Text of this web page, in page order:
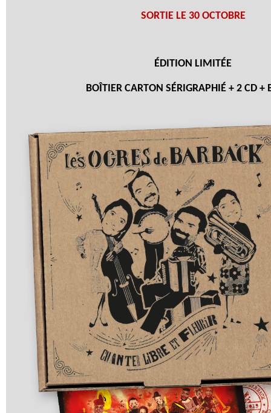
SORTIE LE 30 OCTOBRE
ÉDITION LIMITÉE
BOÎTIER CARTON SÉRIGRAPHIÉ + 2 CD +